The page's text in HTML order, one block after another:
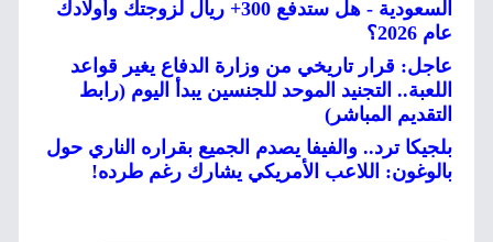
السعودية - هل ستدفع 300+ ريال لزوجتك وأولادك
عام 2026؟
عاجل: قرار تاريخي من وزارة الدفاع يغير قواعد
اللعبة.. التجنيد الموحد للجنسين يبدأ اليوم (رابط
التقديم المباشر)
بلجيكا ترد.. والفيفا يصدم الجميع بقراره الناري حول
بالوغون: اللاعب الأمريكي يشارك رغم طرده!